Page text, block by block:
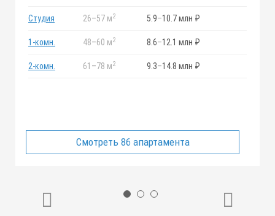
Студия 26–57 м2 5.9–10.7 млн ₽
1-комн. 48–60 м2 8.6–12.1 млн ₽
2-комн. 61 –78 м2 9.3–14.8 млн ₽
Смотреть 86 апартамента